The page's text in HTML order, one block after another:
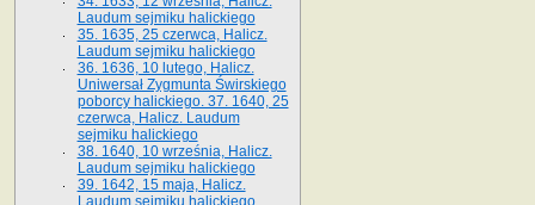
Laudum sejmiku halickiego
35. 1635, 25 czerwca, Halicz.
Laudum sejmiku halickiego
36. 1636, 10 lutego, Halicz.
Uniwersał Zygmunta Świrskiego
poborcy halickiego. 37. 1640, 25
czerwca, Halicz. Laudum
sejmiku halickiego
38. 1640, 10 września, Halicz.
Laudum sejmiku halickiego
39. 1642, 15 maja, Halicz.
Laudum sejmiku halickiego